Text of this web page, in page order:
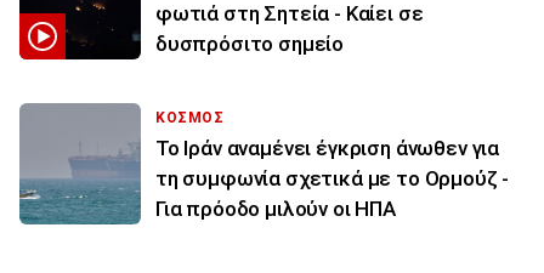
φωτιά στη Σητεία - Καίει σε
δυσπρόσιτο σημείο
ΚΟΣΜΟΣ
Το Ιράν αναμένει έγκριση άνωθεν για
τη συμφωνία σχετικά με το Ορμούζ -
Για πρόοδο μιλούν οι ΗΠΑ